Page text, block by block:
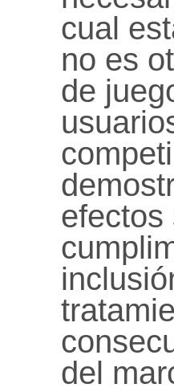
cual
no es
de
efectos
del